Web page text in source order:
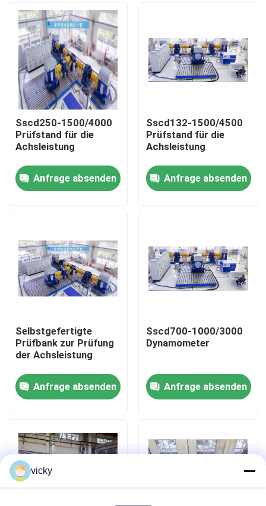
Werksbesichtigung
Kontakt mit uns
Neuigkeiten
Drehmoment-Dynamometer
Sscd250-1500/4000
Prüfstand für die
Achsleistung
Anfrage absenden
Sscd132-1500/4500
Prüfstand für die
Achsleistung
Anfrage absenden
Selbstgefertigte
Prüfbank zur Prüfung
der Achsleistung
Anfrage absenden
Sscd700-1000/3000
Dynamometer
Anfrage absenden
vicky